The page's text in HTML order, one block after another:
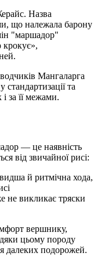
Назва
що належала барону
"маршадор"
крокує»,
Мангаларга
та
за її межами.
— це наявність
від звичайної рисі:
й ритмічна хода,
викликає тряски
вершнику,
цьому породу
далеких подорожей.